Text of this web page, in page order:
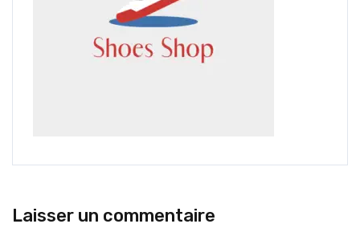
Laisser un commentaire